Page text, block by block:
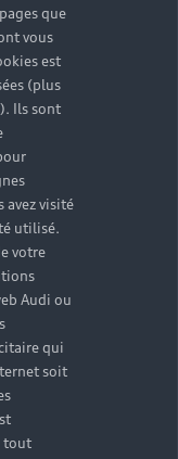
que
vous
est
(plus
Ils sont
avez visité
utilisé.
votre
Audi ou
qui
soit
tout